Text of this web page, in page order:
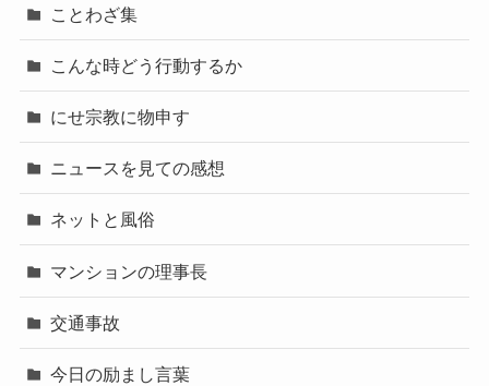
ことわざ集
こんな時どう行動するか
にせ宗教に物申す
ニュースを見ての感想
ネットと風俗
マンションの理事長
交通事故
今日の励まし言葉